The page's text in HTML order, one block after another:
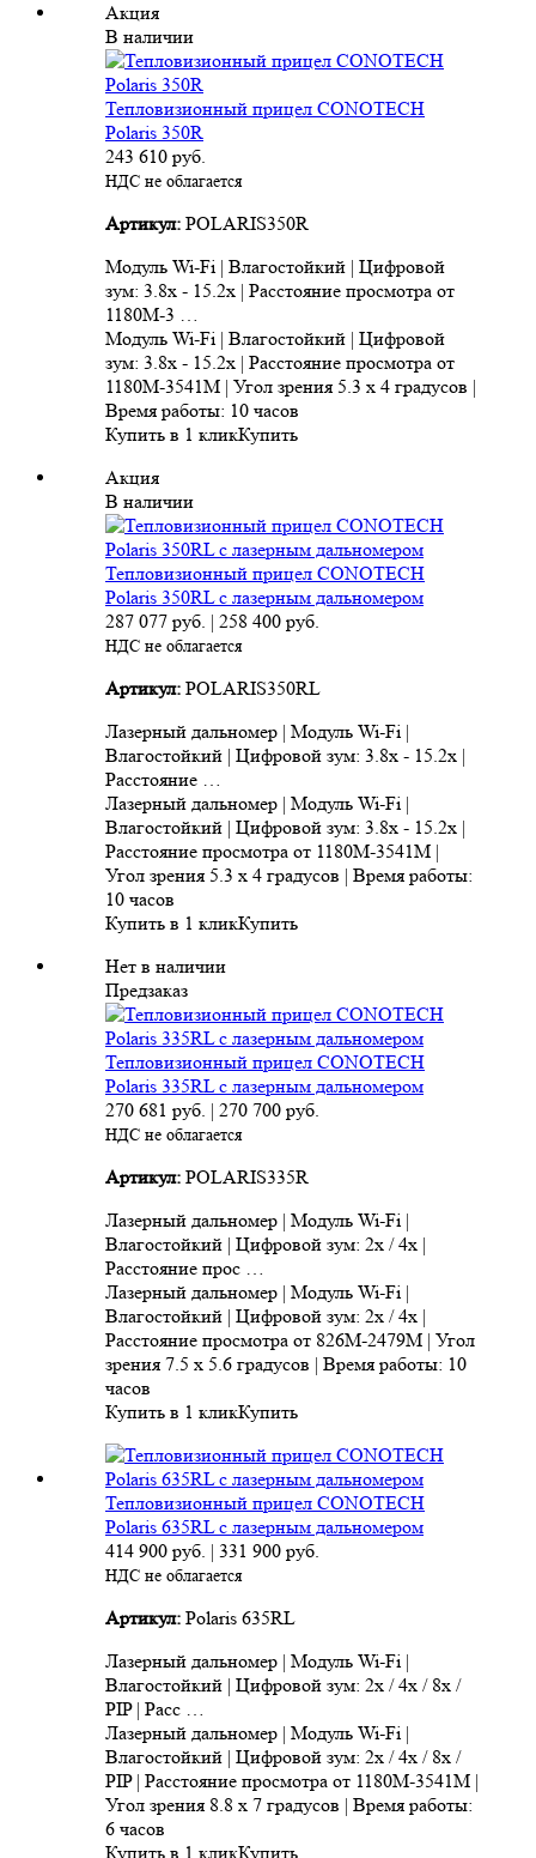
Акция
В наличии
Тепловизионный прицел CONOTECH
Polaris 350R
243 610 руб.
НДС не облагается
Артикул: POLARIS350R
Модуль Wi-Fi | Влагостойкий | Цифровой
зум: 3.8x - 15.2x | Расстояние просмотра от
1180M-3 …
Модуль Wi-Fi | Влагостойкий | Цифровой
зум: 3.8x - 15.2x | Расстояние просмотра от
1180M-3541M | Угол зрения 5.3 x 4 градусов |
Время работы: 10 часов
Купить в 1 кликКупить
Акция
В наличии
Тепловизионный прицел CONOTECH
Polaris 350RL с лазерным дальномером
287 077 руб. | 258 400 руб.
НДС не облагается
Артикул: POLARIS350RL
Лазерный дальномер | Модуль Wi-Fi |
Влагостойкий | Цифровой зум: 3.8x - 15.2x |
Расстояние …
Лазерный дальномер | Модуль Wi-Fi |
Влагостойкий | Цифровой зум: 3.8x - 15.2x |
Расстояние просмотра от 1180M-3541M |
Угол зрения 5.3 x 4 градусов | Время работы:
10 часов
Купить в 1 кликКупить
Нет в наличии
Предзаказ
Тепловизионный прицел CONOTECH
Polaris 335RL с лазерным дальномером
270 681 руб. | 270 700 руб.
НДС не облагается
Артикул: POLARIS335R
Лазерный дальномер | Модуль Wi-Fi |
Влагостойкий | Цифровой зум: 2x / 4x |
Расстояние прос …
Лазерный дальномер | Модуль Wi-Fi |
Влагостойкий | Цифровой зум: 2x / 4x |
Расстояние просмотра от 826M-2479M | Угол
зрения 7.5 x 5.6 градусов | Время работы: 10
часов
Купить в 1 кликКупить
Тепловизионный прицел CONOTECH
Polaris 635RL с лазерным дальномером
414 900 руб. | 331 900 руб.
НДС не облагается
Артикул: Polaris 635RL
Лазерный дальномер | Модуль Wi-Fi |
Влагостойкий | Цифровой зум: 2x / 4x / 8x /
PIP | Расс …
Лазерный дальномер | Модуль Wi-Fi |
Влагостойкий | Цифровой зум: 2x / 4x / 8x /
PIP | Расстояние просмотра от 1180M-3541M |
Угол зрения 8.8 x 7 градусов | Время работы:
6 часов
Купить в 1 кликКупить